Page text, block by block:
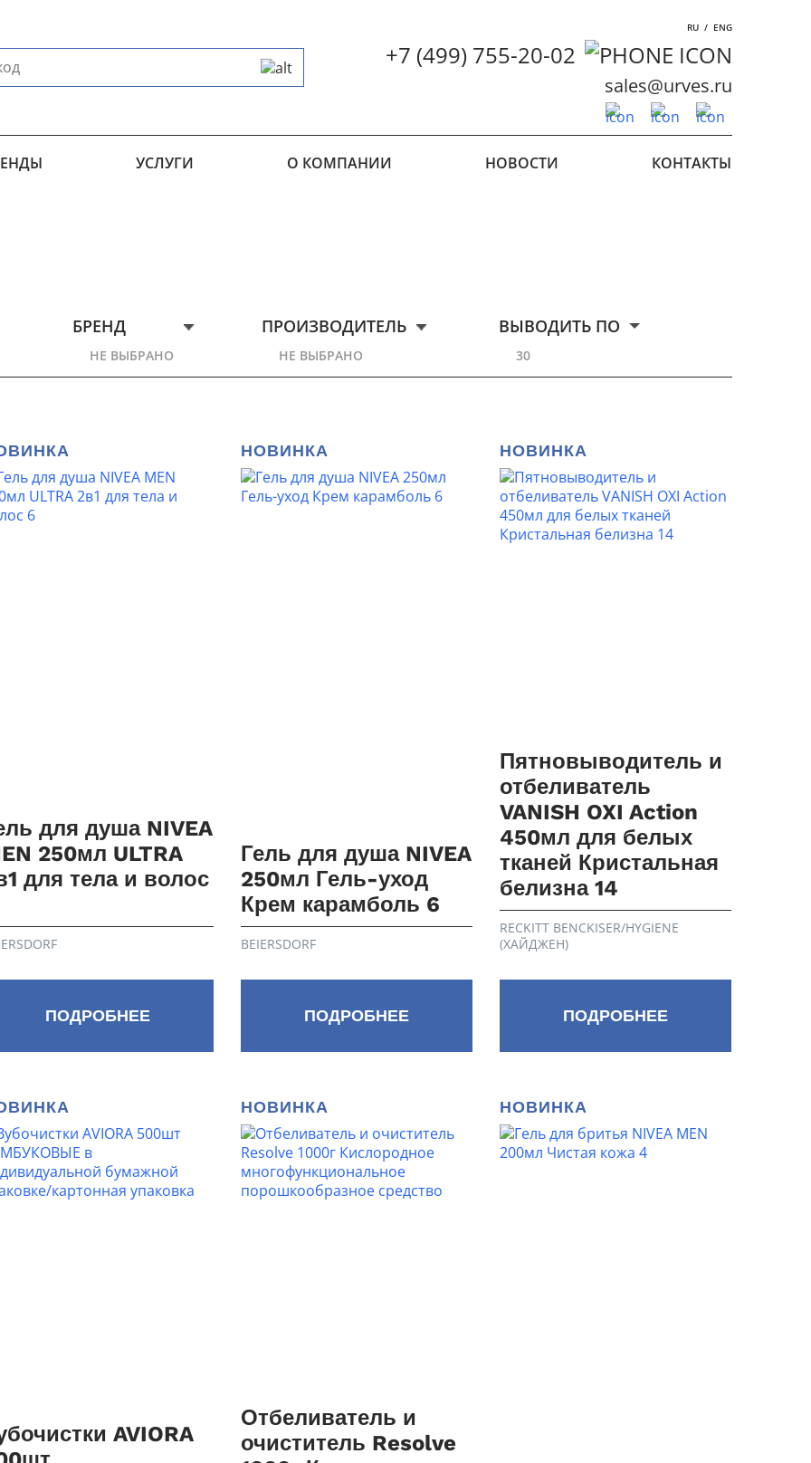
RU / ENG
+7 (499) 755-20-02
sales@urves.ru
УСЛУГИ О КОМПАНИИ НОВОСТИ КОНТАКТЫ
БРЕНД
НЕ ВЫБРАНО
ПРОИЗВОДИТЕЛЬ
НЕ ВЫБРАНО
ВЫВОДИТЬ ПО
30
для душа NIVEA
250мл ULTRA
для тела и волос
ПОДРОБНЕЕ
НОВИНКА
Гель для душа NIVEA
250мл Гель-уход
Крем карамболь 6
BEIERSDORF
ПОДРОБНЕЕ
НОВИНКА
Пятновыводитель и
отбеливатель
VANISH OXI Action
450мл для белых
тканей Кристальная
белизна 14
RECKITT BENCKISER/HYGIENE
(ХАЙДЖЕН)
ПОДРОБНЕЕ
AVIORA
НОВИНКА
Отбеливатель и
очиститель Resolve
НОВИНКА